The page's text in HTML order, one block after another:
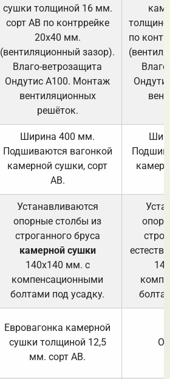
сушки толщиной 16 мм.
сорт АВ по контррейке
20х40 мм.
(вентиляционный зазор).
Влаго-ветрозащита
Ондутис А100. Монтаж
вентиляционных
решёток.
по
Ширина 400 мм.
Подшиваются вагонкой
камерной сушки, сорт
АВ.
Устанавливаются
опорные столбы из
строганного бруса
камерной сушки
140х140 мм. с
компенсационными
болтами под усадку.
Евровагонка камерной
сушки толщиной 12,5
мм. сорт АВ.